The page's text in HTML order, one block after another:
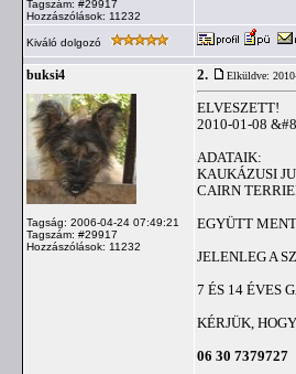
Tagszám: #29917
Hozzászólások: 11232
Kiváló dolgozó
buksi4
Tagság: 2006-04-24 07:49:21
Tagszám: #29917
Hozzászólások: 11232
2. Elküldve:
ELVESZETT!
2010-01-08
ADATAIK:
KAUKÁZUSI
CAIRN
EGYÜTT
JELENLEG A
7 ÉS 14 ÉVES
KÉRJÜK,
06 30 7379727